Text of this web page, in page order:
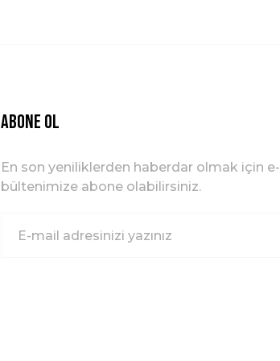
ABONE OL
En son yeniliklerden haberdar olmak için e-
bültenimize abone olabilirsiniz.